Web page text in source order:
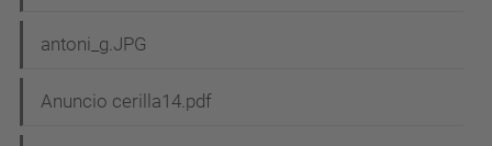
antoni_g.JPG
Anuncio cerilla14.pdf